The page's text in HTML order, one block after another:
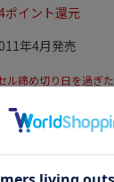
ポイント還元
年4月発売
ル締め切り日を過ぎ